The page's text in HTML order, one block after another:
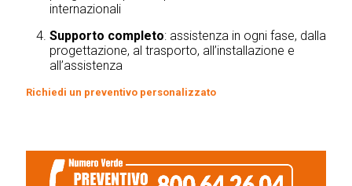
internazionali
Supporto completo: assistenza in ogni fase, dalla
progettazione, al trasporto, all’installazione e
all’assistenza
Richiedi un preventivo personalizzato